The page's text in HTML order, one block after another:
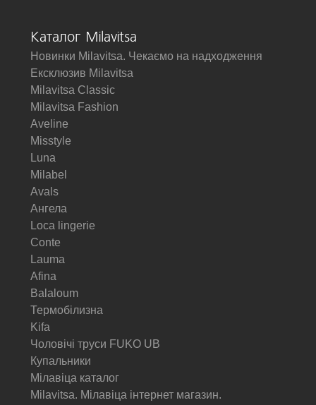
Каталог Milavitsa
Новинки Milavitsa. Чекаємо на надходження
Ексклюзив Milavitsa
Milavitsa Classic
Milavitsa Fashion
Aveline
Misstyle
Luna
Milabel
Avals
Ангела
Loca lingerie
Conte
Lauma
Afina
Balaloum
Термобілизна
Kifa
Чоловічі труси FUKO UB
Купальники
Мілавіца каталог
Milavitsa. Мілавіца інтернет магазин.